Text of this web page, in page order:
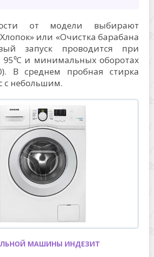
от модели выбирают
или «Очистка барабана
запуск проводится при
95⁰C и минимальных оборотах
В среднем пробная стирка
с небольшим.
МАШИНЫ ИНДЕЗИТ